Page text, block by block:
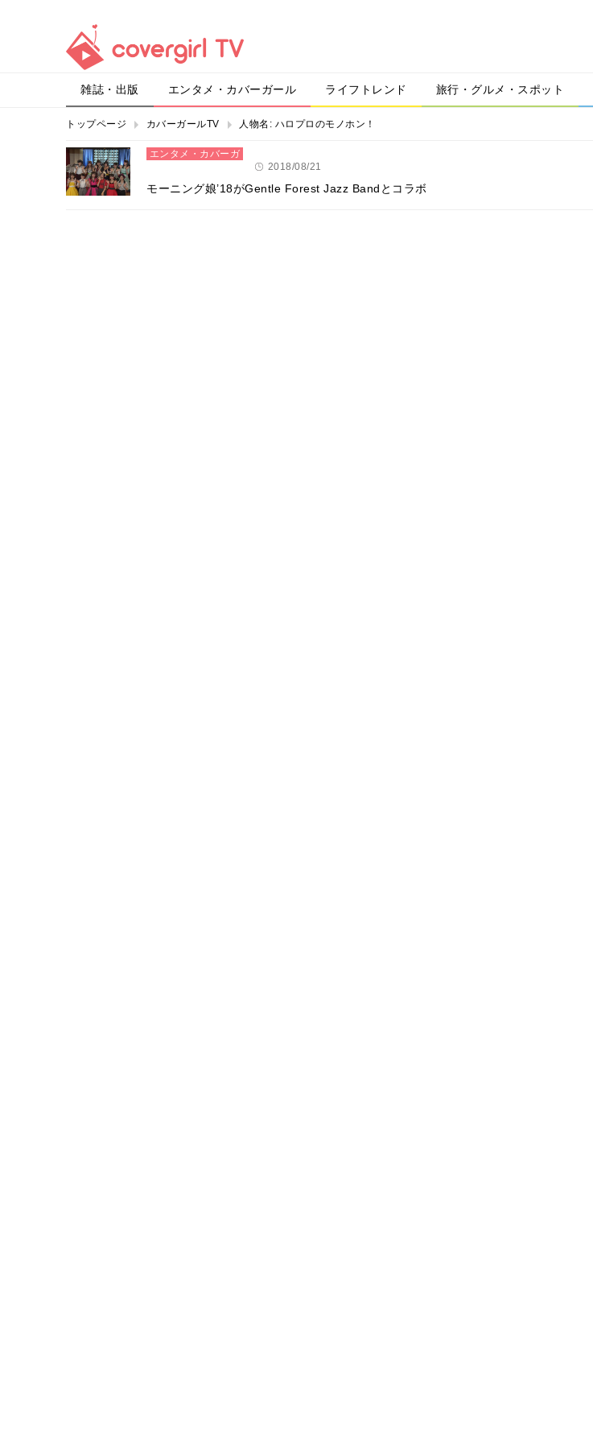
雑誌・出版 エンタメ・カバーガール ライフトレンド 旅行・グルメ・スポット
トップページ カバーガールTV 人物名: ハロプロのモノホン！
エンタメ・カバーガ
2018/08/21
モーニング娘’18がGentle Forest Jazz Bandとコラボ